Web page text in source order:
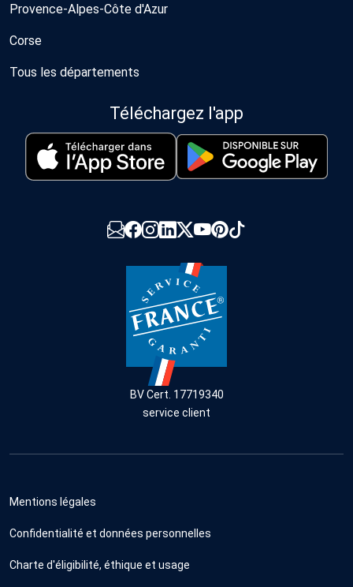
Provence-Alpes-Côte d'Azur
Corse
Tous les départements
Téléchargez l'app
BV Cert. 17719340
service client
Mentions légales
Confidentialité et données personnelles
Charte d'éligibilité, éthique et usage